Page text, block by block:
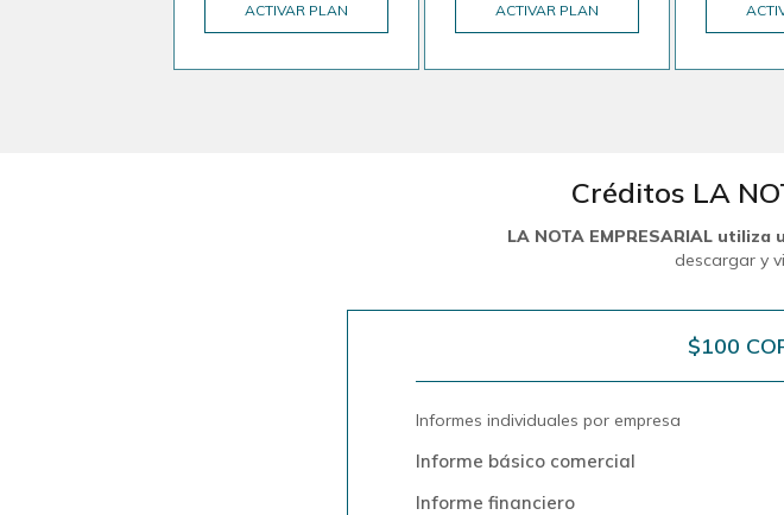
ACTIVAR PLAN ACTIVAR PLAN
Créditos LA
LA NOTA EMPRESARIAL
descargar y
$100
Informes individuales por empresa
Informe básico comercial
Informe financiero